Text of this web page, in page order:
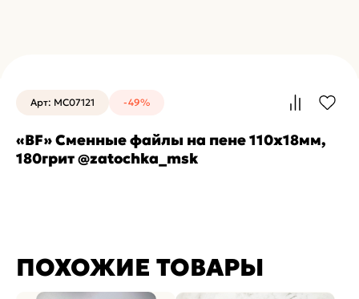
Арт: MC07121 -49%
«BF» Сменные файлы на пене 110х18мм,
180грит @zatochka_msk
ПОХОЖИЕ ТОВАРЫ